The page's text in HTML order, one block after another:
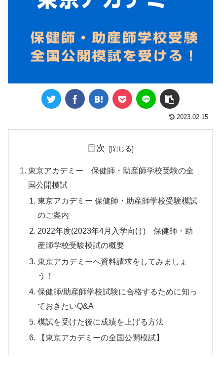
2023.02.15
目次
東京アカデミー 保健師・助産師学校受験の全
国公開模試
東京アカデミー 保健師・助産師学校受験模試
のご案内
2022年度(2023年4月入学向け) 保健師・助
産師学校受験模試の概要
東京アカデミーへ資料請求をしてみましょ
う！
保健師/助産師学校試験に合格するために知っ
ておきたいQ&A
模試を受けた後に成績を上げる方法
【東京アカデミーの全国公開模試】